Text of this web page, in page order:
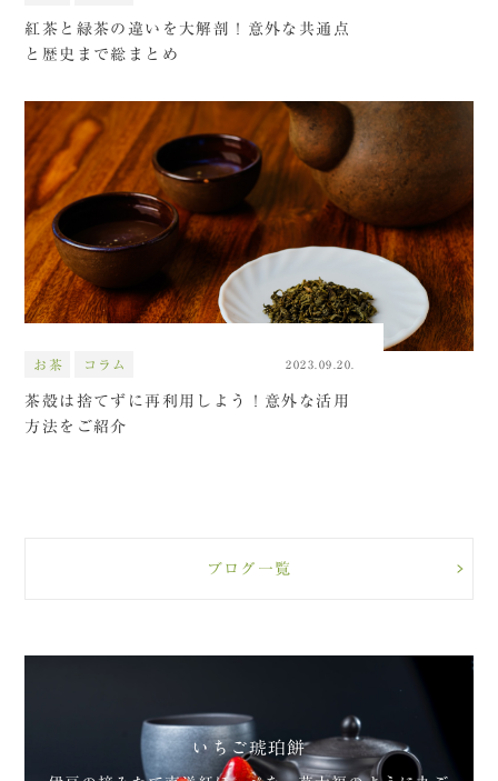
紅茶と緑茶の違いを大解剖！意外な共通点
と歴史まで総まとめ
お茶 コラム 2023.09.20.
茶殻は捨てずに再利用しよう！意外な活用
方法をご紹介
ブログ一覧
いちご琥珀餅